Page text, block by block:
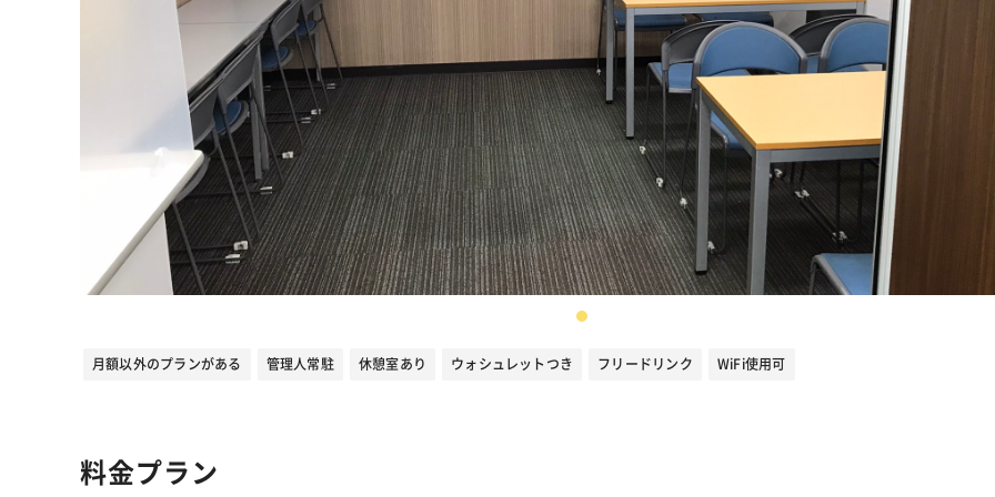
月額以外のプランがある 管理人常駐 休憩室あり ウォシュレットつき フリードリンク WiFi使用可
料金プラン